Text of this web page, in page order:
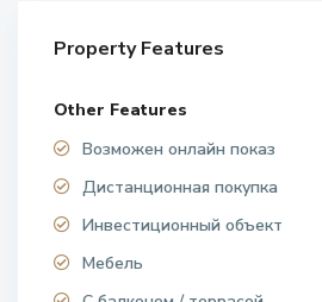
Property Features
Other Features
Возможен онлайн показ
Дистанционная покупка
Инвестиционный объект
Мебель